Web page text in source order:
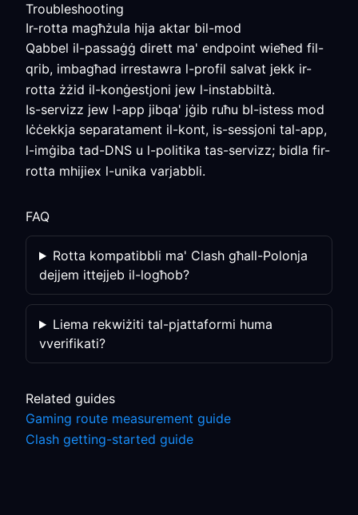
Troubleshooting
Ir-rotta magħżula hija aktar bil-mod
Qabbel il-passaġġ dirett ma' endpoint wieħed fil-
qrib, imbagħad irrestawra l-profil salvat jekk ir-
rotta żżid il-konġestjoni jew l-instabbiltà.
Is-servizz jew l-app jibqa' jġib ruħu bl-istess mod
Iċċekkja separatament il-kont, is-sessjoni tal-app,
l-imġiba tad-DNS u l-politika tas-servizz; bidla fir-
rotta mhijiex l-unika varjabbli.
FAQ
Rotta kompatibbli ma' Clash għall-Polonja
dejjem ittejjeb il-logħob?
Liema rekwiżiti tal-pjattaformi huma
vverifikati?
Related guides
Gaming route measurement guide
Clash getting-started guide